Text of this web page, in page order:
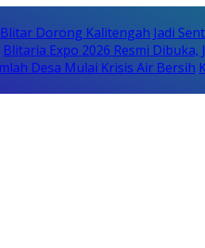
Dorong Kalitengah Jadi
Blitaria Expo 2026 Resmi
Desa Mulai Krisis Air Bersih